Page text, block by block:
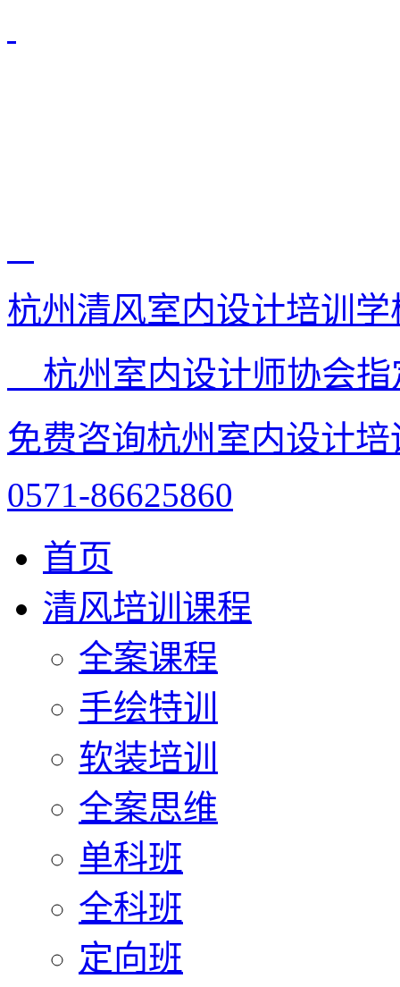
杭州清风室内设计培训学
杭州室内设计师协会
免费咨询杭州室内设计
0571-86625860
首页
清风培训课程
全案课程
手绘特训
软装培训
全案思维
单科班
全科班
定向班